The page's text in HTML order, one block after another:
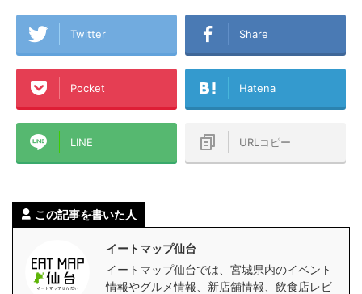
Twitter Share
Pocket Hatena
LINE URLコピー
この記事を書いた人
イートマップ仙台
イートマップ仙台では、宮城県内のイベント
情報やグルメ情報、新店舗情報、飲食店レビ